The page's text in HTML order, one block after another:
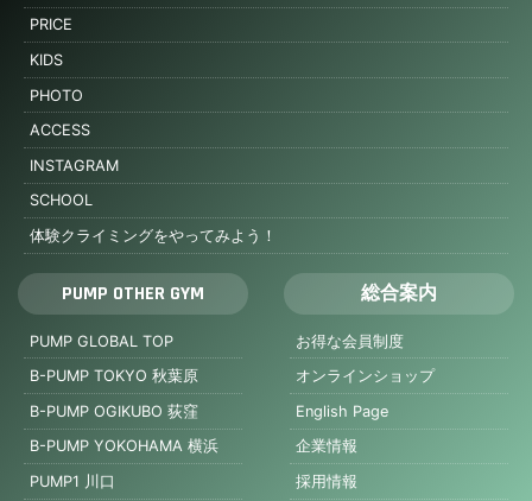
PRICE
KIDS
PHOTO
ACCESS
INSTAGRAM
SCHOOL
体験クライミングをやってみよう！
PUMP OTHER GYM
PUMP GLOBAL TOP
B-PUMP TOKYO 秋葉原
B-PUMP OGIKUBO 荻窪
B-PUMP YOKOHAMA 横浜
PUMP1 川口
総合案内
お得な会員制度
オンラインショップ
English Page
企業情報
採用情報